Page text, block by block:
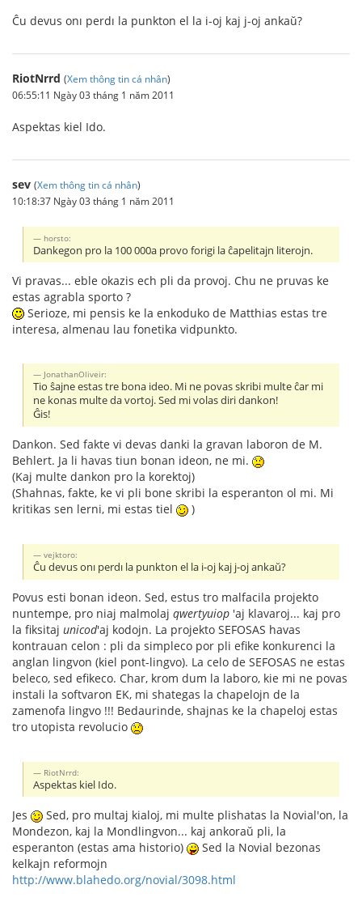
Ĉu devus onı perdı la punkton el la i-oj kaj j-oj ankaŭ?
RiotNrrd (Xem thông tin cá nhân)
06:55:11 Ngày 03 tháng 1 năm 2011
Aspektas kiel Ido.
sev (Xem thông tin cá nhân)
10:18:37 Ngày 03 tháng 1 năm 2011
horsto:
Dankegon pro la 100 000a provo forigi la ĉapelitajn literojn.
Vi pravas... eble okazis ech pli da provoj. Chu ne pruvas ke
estas agrabla sporto ?
Serioze, mi pensis ke la enkoduko de Matthias estas tre
interesa, almenau lau fonetika vidpunkto.
JonathanOliveir:
Tio ŝajne estas tre bona ideo. Mi ne povas skribi multe ĉar mi
ne konas multe da vortoj. Sed mi volas diri dankon!
Ĝis!
Dankon. Sed fakte vi devas danki la gravan laboron de M.
Behlert. Ja li havas tiun bonan ideon, ne mi.
(Kaj multe dankon pro la korektoj)
(Shahnas, fakte, ke vi pli bone skribi la esperanton ol mi. Mi
kritikas sen lerni, mi estas tiel
)
vejktoro:
Ĉu devus onı perdı la punkton el la i-oj kaj j-oj ankaŭ?
Povus esti bonan ideon. Sed, estus tro malfacila projekto
nuntempe, pro niaj malmolaj qwertyuiop 'aj klavaroj... kaj pro
la fiksitaj unicod'aj kodojn. La projekto SEFOSAS havas
kontrauan celon : pli da simpleco por pli efike konkurenci la
anglan lingvon (kiel pont-lingvo). La celo de SEFOSAS ne estas
beleco, sed efikeco. Char, krom dum la laboro, kie mi ne povas
instali la softvaron EK, mi shategas la chapelojn de la
zamenofa lingvo !!! Bedaurinde, shajnas ke la chapeloj estas
tro utopista revolucio
RiotNrrd:
Aspektas kiel Ido.
Jes
Sed, pro multaj kialoj, mi multe plishatas la Novial'on, la
Mondezon, kaj la Mondlingvon... kaj ankoraŭ pli, la
esperanton (estas ama historio)
Sed la Novial bezonas
kelkajn reformojn
http://www.blahedo.org/novial/3098.html